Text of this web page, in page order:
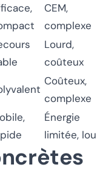
CEM,
complexe
Lourd,
coûteux
Coûteux,
complexe
Énergie
limitée,